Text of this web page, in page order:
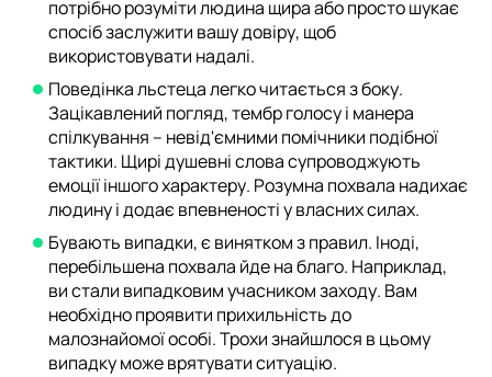
потрібно розуміти людина щира або просто шукає
спосіб заслужити вашу довіру, щоб
використовувати надалі.
Поведінка льстеца легко читається з боку.
Зацікавлений погляд, тембр голосу і манера
спілкування – невід'ємними помічники подібної
тактики. Щирі душевні слова супроводжують
емоції іншого характеру. Розумна похвала надихає
людину і додає впевненості у власних силах.
Бувають випадки, є винятком з правил. Іноді,
перебільшена похвала йде на благо. Наприклад,
ви стали випадковим учасником заходу. Вам
необхідно проявити прихильність до
малознайомої особі. Трохи знайшлося в цьому
випадку може врятувати ситуацію.